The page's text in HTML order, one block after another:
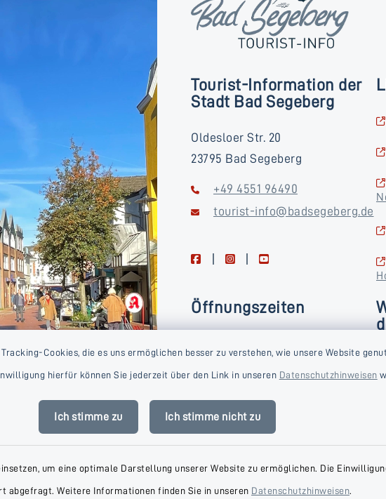
Cookies, die es uns ermöglichen besser zu verstehen, wie unsere Website
hierfür können Sie jederzeit über den Link in unseren Datenschutzhinweisen
Ich stimme zu Ich stimme nicht zu
um eine optimale Darstellung unserer Website zu ermöglichen. Die
abgefragt. Weitere Informationen finden Sie in unseren Datenschutzhinweisen.
Tourist-Information der
Stadt Bad Segeberg
Oldesloer Str. 20
23795 Bad Segeberg
+49 4551 96490
tourist-info@badsegeberg.de
facebookinstagramyoutube
Öffnungszeiten
Freitag
09:00-16:00 Uhr
Mittwoch
09:00-14:00 Uhr